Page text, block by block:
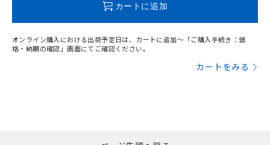
カートに追加
オンライン購入における出荷予定日は、カートに追加～「ご購入手続き：価
格・納期の確認」画面にてご確認ください。
カートをみる